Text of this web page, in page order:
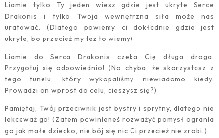
Liamie tylko Ty jeden wiesz gdzie jest ukryte Serce
Drakonis i tylko Twoja wewnętrzna siła może nas
uratować. (Dlatego powiemy ci dokładnie gdzie jest
ukryte, bo przecież my też to wiemy)
Liamie do Serca Drakonis czeka Cię długa droga.
Przygotuj się odpowiednio! (No chyba, że skorzystasz z
tego tunelu, który wykopaliśmy niewiadomo kiedy.
Prowadzi on wprost do celu, cieszysz się?)
Pamiętaj, Twój przeciwnik jest bystry i sprytny, dlatego nie
lekceważ go! (Zatem powinieneś rozważyć pomysł ogrania
go jak małe dziecko, nie bój się nic Ci przecież nie zrobi.)